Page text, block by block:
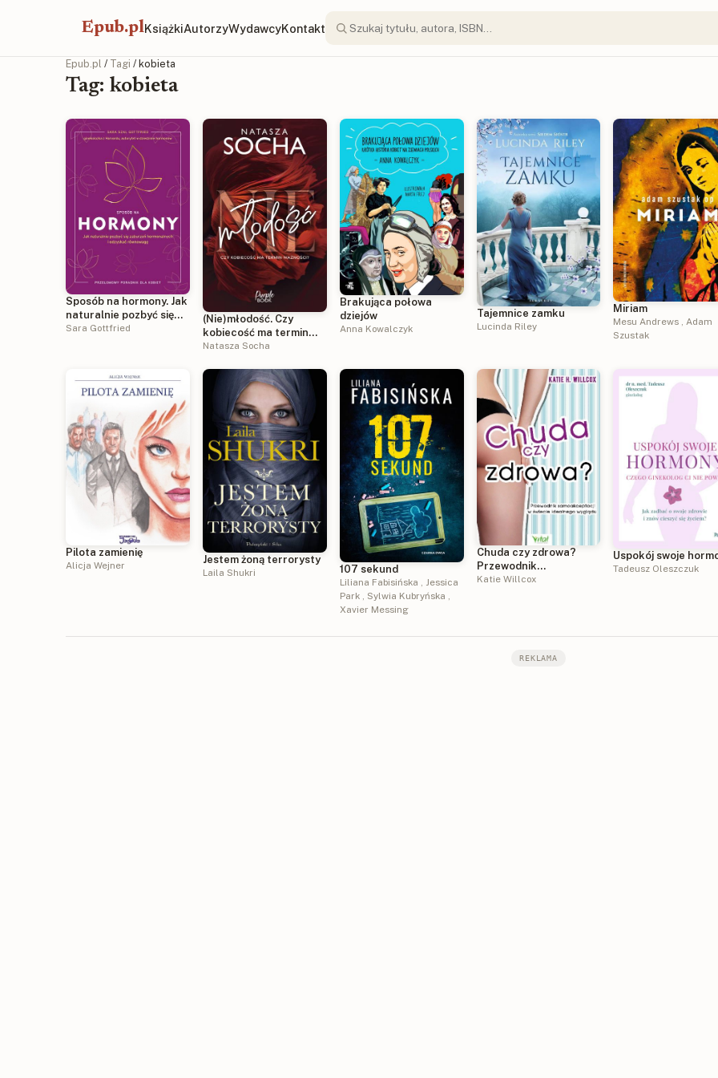
Epub.plKsiążkiAutorzyWydawcyKontakt
Epub.pl / Tagi / kobieta
Tag: kobieta
Sposób na hormony. Jak
naturalnie pozbyć się
zaburzeń
Sara Gottfried
(Nie)młodość. Czy
kobiecość ma termin
ważności?
Natasza Socha
Brakująca połowa
dziejów
Anna Kowalczyk
Tajemnice zamku
Lucinda Riley
Miriam
Mesu Andrews
Adam
Szustak
Pilota zamienię
Alicja Wejner
Jestem żoną terrorysty
Laila Shukri 107 sekund
Liliana Fabisińska , Jessica
Park, Sylwia Kubryńska ,
Xavier Messing
Chuda czy zdrowa?
Przewodnik
samoakceptacji w
Katie Willcox
Uspokój swoje
Tadeusz Oleszczuk
REKLAMA